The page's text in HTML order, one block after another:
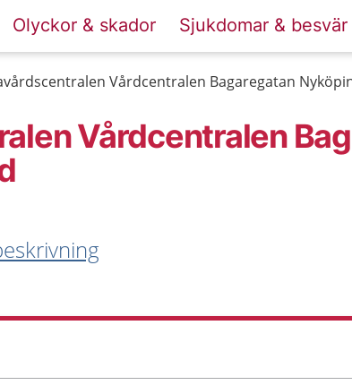
Olyckor & skador Sjukdomar & besvär
Vårdcentralen Bagaregatan
Vårdcentralen